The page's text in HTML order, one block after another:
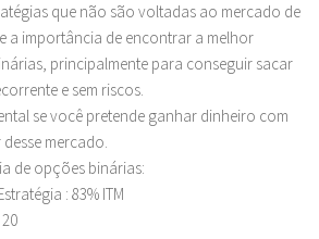
que não são voltadas ao mercado de
a importância de encontrar a melhor
principalmente para conseguir sacar
e sem riscos.
se você pretende ganhar dinheiro com
mercado.
de opções binárias:
: 83% ITM